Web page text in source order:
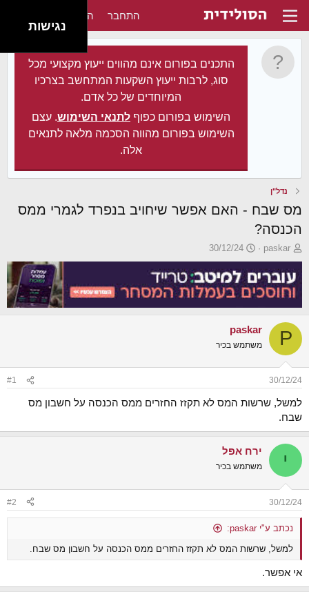
התחבר הירשם
התכנים בפורום אינם מהווים ייעוץ מקצועי מכל
סוג, לרבות ייעוץ השקעות המתחשב בצרכיו
המיוחדים של כל אדם.
השימוש בפורום כפוף לתנאי השימוש. עצם
השימוש בפורום מהווה הסכמה מלאה לתנאים
אלה.
נדל"ן
מס שבח - האם אפשר שיחויב בנפרד לגמרי ממס
הכנסה?
פ
ו
ת
ח
ה
נ
ו
ש
paskar
פ
ו
ר
ס
ם
ב
א
ר
30/12/24
P
paskar
משתמש בכיר
30/12/24
#1
למשל, שרשות המס לא תקזז החזרים ממס הכנסה על חשבון מס
שבח.
י ירח אפל
משתמש בכיר
30/12/24
#2
נכתב ע"י paskar:
למשל, שרשות המס לא תקזז החזרים ממס הכנסה על חשבון מס שבח.
אי אפשר.
נגישות